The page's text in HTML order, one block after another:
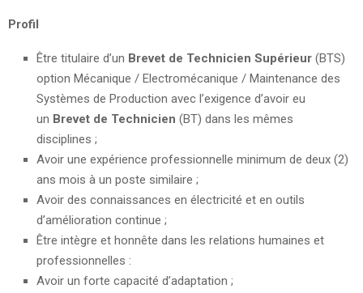
Profil
Être titulaire d’un Brevet de Technicien Supérieur (BTS)
option Mécanique / Electromécanique / Maintenance des
Systèmes de Production avec l’exigence d’avoir eu
un Brevet de Technicien (BT) dans les mêmes
disciplines ;
Avoir une expérience professionnelle minimum de deux (2)
ans mois à un poste similaire ;
Avoir des connaissances en électricité et en outils
d’amélioration continue ;
Être intègre et honnête dans les relations humaines et
professionnelles :
Avoir un forte capacité d’adaptation ;